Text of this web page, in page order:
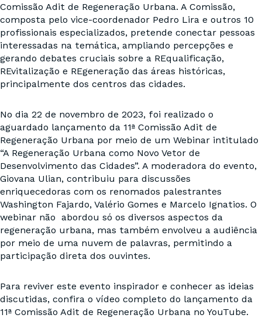
Comissão Adit de Regeneração Urbana. A Comissão,
composta pelo vice-coordenador Pedro Lira e outros 10
profissionais especializados, pretende conectar pessoas
interessadas na temática, ampliando percepções e
gerando debates cruciais sobre a REqualificação,
REvitalização e REgeneração das áreas históricas,
principalmente dos centros das cidades.
No dia 22 de novembro de 2023, foi realizado o
aguardado lançamento da 11ª Comissão Adit de
Regeneração Urbana por meio de um Webinar intitulado
“A Regeneração Urbana como Novo Vetor de
Desenvolvimento das Cidades”. A moderadora do evento,
Giovana Ulian, contribuiu para discussões
enriquecedoras com os renomados palestrantes
Washington Fajardo, Valério Gomes e Marcelo Ignatios. O
webinar não abordou só os diversos aspectos da
regeneração urbana, mas também envolveu a audiência
por meio de uma nuvem de palavras, permitindo a
participação direta dos ouvintes.
Para reviver este evento inspirador e conhecer as ideias
discutidas, confira o vídeo completo do lançamento da
11ª Comissão Adit de Regeneração Urbana no YouTube.